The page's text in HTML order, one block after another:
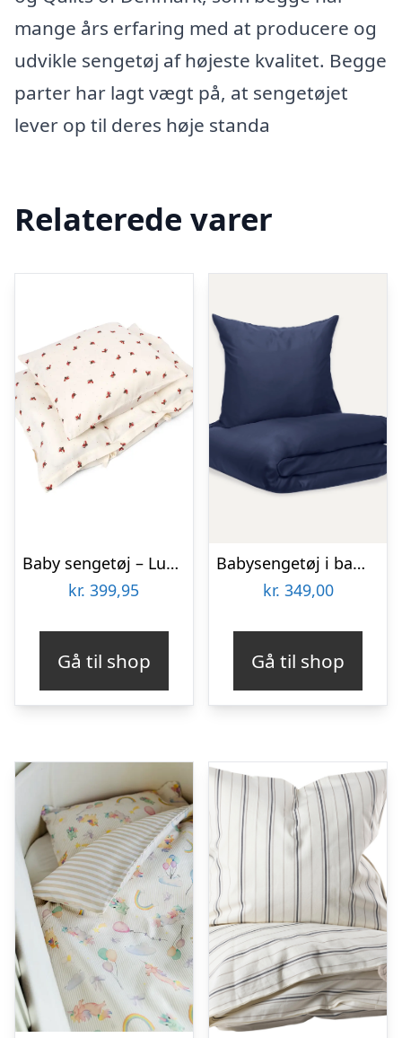
mange års erfaring med at producere og
udvikle sengetøj af højeste kvalitet. Begge
parter har lagt vægt på, at sengetøjet
lever op til deres høje standa
Relaterede varer
Baby sengetøj – Lucky
kr. 399,95
Gå til shop
Babysengetøj i bambus | Navy blue | 70×100
kr. 349,00
Gå til shop